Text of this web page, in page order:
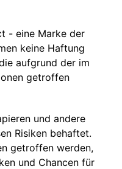
- eine Marke der
keine Haftung
aufgrund der im
getroffen
und andere
Risiken behaftet.
getroffen werden,
und Chancen für